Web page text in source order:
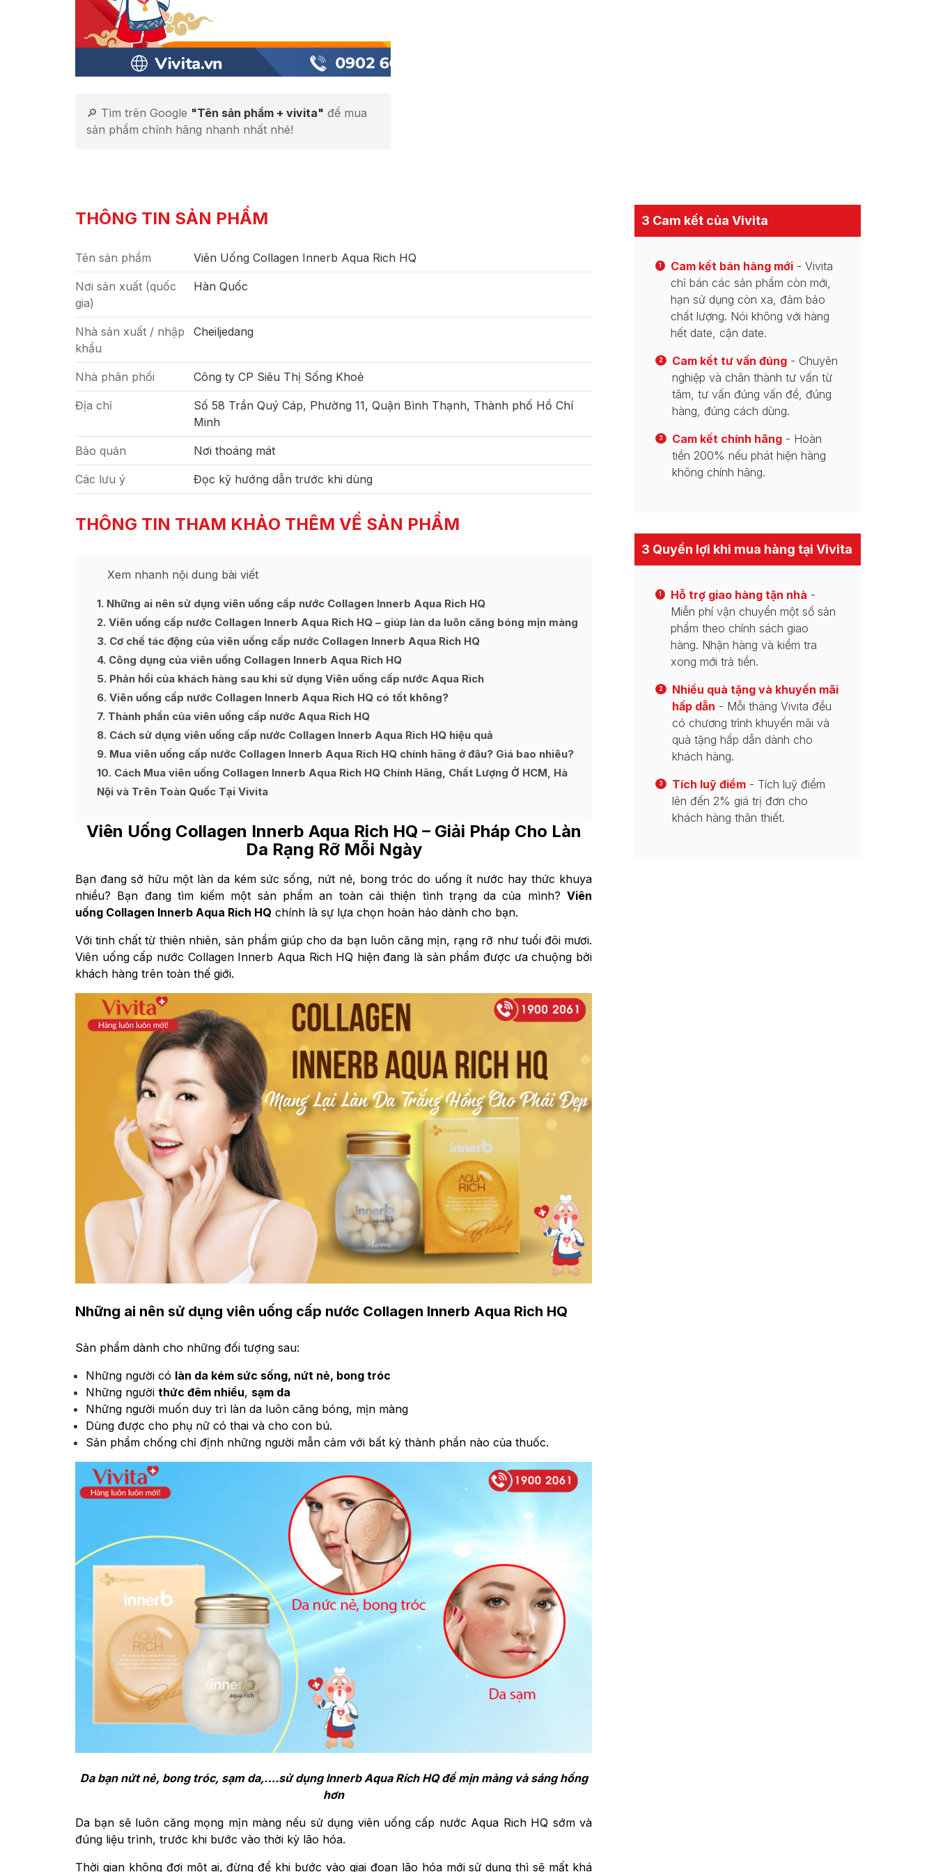
🔎 Tìm trên Google "Tên sản phẩm + vivita" để mua
sản phẩm chính hãng nhanh nhất nhé!
THÔNG TIN SẢN PHẨM
Tên sản phẩm Viên Uống Collagen Innerb Aqua Rich HQ
Nơi sản xuất (quốc
gia)
Hàn Quốc
Nhà sản xuất / nhập
khẩu
Cheiljedang
Nhà phân phối Công ty CP Siêu Thị Sống Khoẻ
Địa chỉ
Số 58 Trần Quý Cáp, Phường 11, Quận Bình Thạnh, Thành phố Hồ Chí
Minh
Bảo quản Nơi thoáng mát
Các lưu ý Đọc kỹ hướng dẫn trước khi dùng
THÔNG TIN THAM KHẢO THÊM VỀ SẢN PHẨM
Xem nhanh nội dung bài viết
1 Những ai nên sử dụng viên uống cấp nước Collagen Innerb Aqua Rich HQ
2 Viên uống cấp nước Collagen Innerb Aqua Rich HQ – giúp làn da luôn căng bóng mịn màng
3 Cơ chế tác động của viên uống cấp nước Collagen Innerb Aqua Rich HQ
4 Công dụng của viên uống Collagen Innerb Aqua Rich HQ
5 Phản hồi của khách hàng sau khi sử dụng Viên uống cấp nước Aqua Rich
6 Viên uống cấp nước Collagen Innerb Aqua Rich HQ có tốt không?
7 Thành phần của viên uống cấp nước Aqua Rich HQ
8 Cách sử dụng viên uống cấp nước Collagen Innerb Aqua Rich HQ hiệu quả
9 Mua viên uống cấp nước Collagen Innerb Aqua Rich HQ chính hãng ở đâu? Giá bao nhiêu?
10 Cách Mua viên uống Collagen Innerb Aqua Rich HQ Chính Hãng, Chất Lượng Ở HCM, Hà
Nội và Trên Toàn Quốc Tại Vivita
Viên Uống Collagen Innerb Aqua Rich HQ – Giải Pháp Cho Làn
Da Rạng Rỡ Mỗi Ngày
Bạn đang sở hữu một làn da kém sức sống, nứt nẻ, bong tróc do uống ít nước hay thức khuya
nhiều? Bạn đang tìm kiếm một sản phẩm an toàn cải thiện tình trạng da của mình? Viên
uống Collagen Innerb Aqua Rich HQ chính là sự lựa chọn hoàn hảo dành cho bạn.
Với tinh chất từ thiên nhiên, sản phẩm giúp cho da bạn luôn căng mịn, rạng rỡ như tuổi đôi mươi.
Viên uống cấp nước Collagen Innerb Aqua Rich HQ hiện đang là sản phẩm được ưa chuộng bởi
khách hàng trên toàn thế giới.
Những ai nên sử dụng viên uống cấp nước Collagen Innerb Aqua Rich HQ
Sản phẩm dành cho những đối tượng sau:
Những người có làn da kém sức sống, nứt nẻ, bong tróc
Những người thức đêm nhiều, sạm da
Những người muốn duy trì làn da luôn căng bóng, mịn màng
Dùng được cho phụ nữ có thai và cho con bú.
Sản phẩm chống chỉ định những người mẫn cảm với bất kỳ thành phần nào của thuốc.
Da bạn nứt nẻ, bong tróc, sạm da,….sử dụng Innerb Aqua Rích HQ để mịn màng và sáng hồng
hơn
Da bạn sẽ luôn căng mọng mịn màng nếu sử dụng viên uống cấp nước Aqua Rich HQ sớm và
đúng liệu trình, trước khi bước vào thời kỳ lão hóa.
Thời gian không đợi một ai, đừng để khi bước vào giai đoạn lão hóa mới sử dụng thì sẽ mất khá
3 Cam kết của Vivita
1 Cam kết bán hàng mới - Vivita
chỉ bán các sản phẩm còn mới,
hạn sử dụng còn xa, đảm bảo
chất lượng. Nói không với hàng
hết date, cận date.
2 Cam kết tư vấn đúng - Chuyên
nghiệp và chân thành tư vấn từ
tâm, tư vấn đúng vấn đề, đúng
hàng, đúng cách dùng.
3 Cam kết chính hãng - Hoàn
tiền 200% nếu phát hiện hàng
không chính hãng.
3 Quyền lợi khi mua hàng tại Vivita
1 Hỗ trợ giao hàng tận nhà -
Miễn phí vận chuyển một số sản
phẩm theo chính sách giao
hàng. Nhận hàng và kiểm tra
xong mới trả tiền.
2
Nhiều quà tặng và khuyến mãi
hấp dẫn - Mỗi tháng Vivita đều
có chương trình khuyến mãi và
quà tặng hấp dẫn dành cho
khách hàng.
3 Tích luỹ điểm - Tích luỹ điểm
lên đến 2% giá trị đơn cho
khách hàng thân thiết.